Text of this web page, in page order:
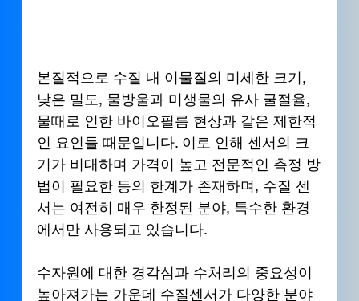
본질적으로 수질 내 이물질의 미세한 크기,
낮은 밀도, 물방울과 미생물의 유사 굴절율,
물때로 인한 바이오필름 현상과 같은 제한적
인 요인들 때문입니다. 이로 인해 센서의 크
기가 비대하며 가격이 높고 전문적인 측정 방
법이 필요한 등의 한계가 존재하며, 수질 센
서는 여전히 매우 한정된 분야, 특수한 환경
에서만 사용되고 있습니다.
수자원에 대한 경각심과 수처리의 중요성이
높아져가는 가운데 수질센서가 다양한 분야